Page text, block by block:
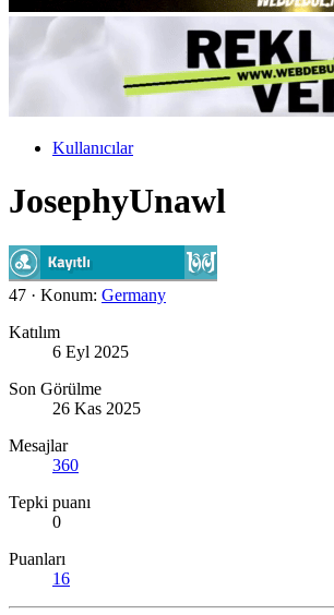
Kullanıcılar
JosephyUnawl
47 · Konum: Germany
Katılım
6 Eyl 2025
Son Görülme
26 Kas 2025
Mesajlar
360
Tepki puanı
0
Puanları
16